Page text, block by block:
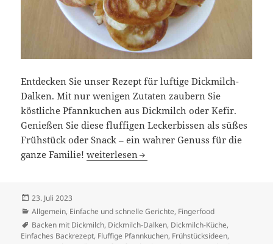
Entdecken Sie unser Rezept für luftige Dickmilch-
Dalken. Mit nur wenigen Zutaten zaubern Sie
köstliche Pfannkuchen aus Dickmilch oder Kefir.
Genießen Sie diese fluffigen Leckerbissen als süßes
Frühstück oder Snack – ein wahrer Genuss für die
ganze Familie!Dalken / Dalkerln
weiterlesen
Veröffentlicht
am
23. Juli 2023
Kategorien
Allgemein, Einfache und schnelle Gerichte, Fingerfood
Schlagwörter
Backen mit Dickmilch, Dickmilch-Dalken, Dickmilch-Küche,
Einfaches Backrezept, Fluffige Pfannkuchen, Frühstücksideen,